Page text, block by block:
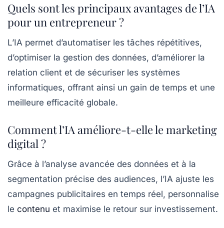
Quels sont les principaux avantages de l’IA
pour un entrepreneur ?
L’IA permet d’automatiser les tâches répétitives,
d’optimiser la gestion des données, d’améliorer la
relation client et de sécuriser les systèmes
informatiques, offrant ainsi un gain de temps et une
meilleure efficacité globale.
Comment l’IA améliore-t-elle le marketing
digital ?
Grâce à l’analyse avancée des données et à la
segmentation précise des audiences, l’IA ajuste les
campagnes publicitaires en temps réel, personnalise
le contenu et maximise le retour sur investissement.